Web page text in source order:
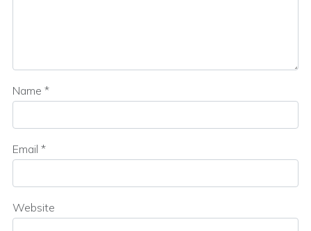
Name *
Email *
Website